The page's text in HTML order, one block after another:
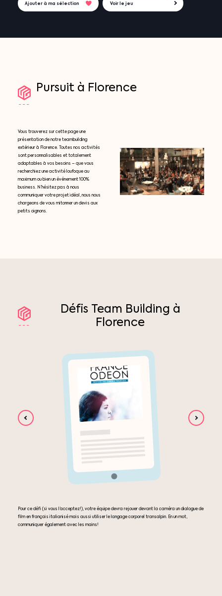
Ajouter à ma sélection Voir le jeu
Pursuit à Florence
Vous trouverez sur cette page une
présentation de notre teambuilding
extérieur à Florence. Toutes nos activités
sont personnalisables et totalement
adaptables à vos besoins – que vous
recherchiez une activité loufoque au
maximum ou bien un événement 100%
business. N’hésitez pas à nous
communiquer votre projet idéal, nous nous
chargeons de vous mitonner un devis aux
petits oignons.
Défis Team Building à
Florence
Pour ce défi (si vous l’acceptez!), votre équipe devra rejouer devant la caméra un dialogue de
film en français italianisé mais aussi utiliser le langage corporel transalpin. En un mot,
communiquer également avec les mains!